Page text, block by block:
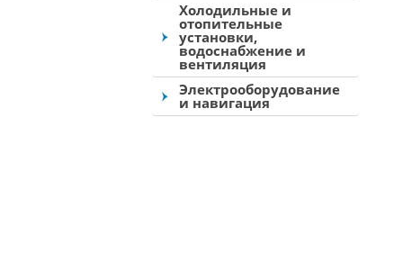
Холодильные и
отопительные
установки,
водоснабжение и
вентиляция
Электрооборудование
и навигация